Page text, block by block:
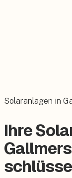
Solaranlagen in
Ihre